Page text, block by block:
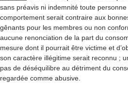
sans préavis ni indemnité toute personne
comportement serait contraire aux
gênants pour les membres ou non
aucune renonciation de la part du
mesure dont il pourrait être victime et
son caractère illégitime serait reconnu ;
pas de déséquilibre au détriment du
regardée comme abusive.